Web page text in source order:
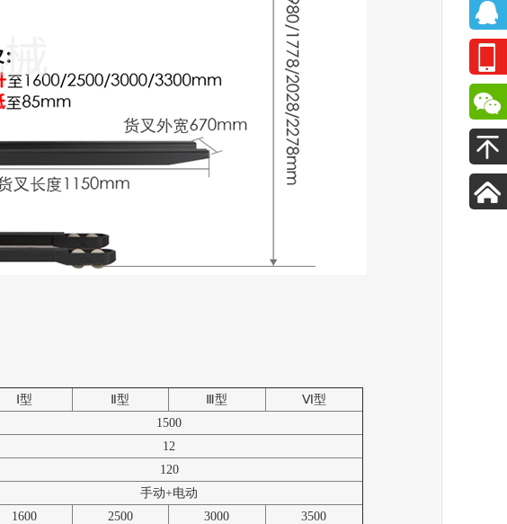
Ⅰ型 Ⅱ型 Ⅲ型
Ⅵ型
1500
12
120
手动+电动
1600 2500 3000
3500